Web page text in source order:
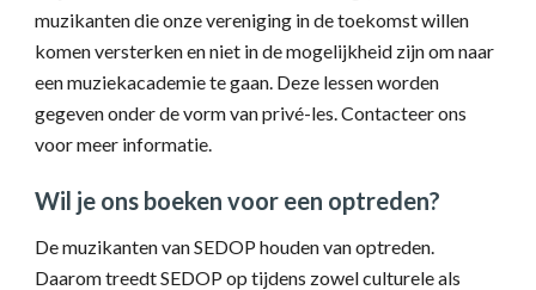
muzikanten die onze vereniging in de toekomst willen
komen versterken en niet in de mogelijkheid zijn om naar
een muziekacademie te gaan. Deze lessen worden
gegeven onder de vorm van privé-les. Contacteer ons
voor meer informatie.
Wil je ons boeken voor een optreden?
De muzikanten van SEDOP houden van optreden.
Daarom treedt SEDOP op tijdens zowel culturele als